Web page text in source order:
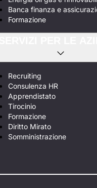
Banca finanza e
Formazione
Recruiting
Consulenza HR
Apprendistato
Tirocinio
Formazione
Diritto Mirato
Somministrazione